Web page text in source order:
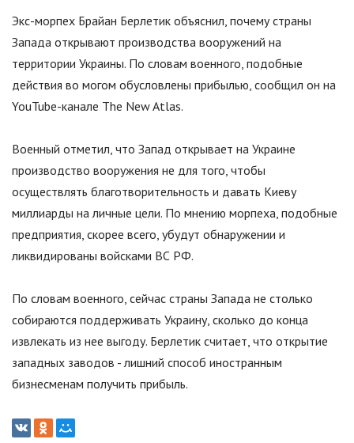
Экс-морпех Брайан Берлетик объяснил, почему страны
Запада открывают производства вооружений на
территории Украины. По словам военного, подобные
действия во могом обусловлены прибылью, сообщил он на
YouTube-канале The New Atlas.
Военный отметил, что Запад открывает на Украине
производство вооружения не для того, чтобы
осуществлять благотворительность и давать Киеву
миллиарды на личные цели. По мнению морпеха, подобные
предприятия, скорее всего, убудут обнаружении и
ликвидированы войсками ВС РФ.
По словам военного, сейчас страны Запада не столько
собираются поддерживать Украину, сколько до конца
извлекать из нее выгоду. Берлетик считает, что открытие
западных заводов - лишний способ иностранным
бизнесменам получить прибыль.